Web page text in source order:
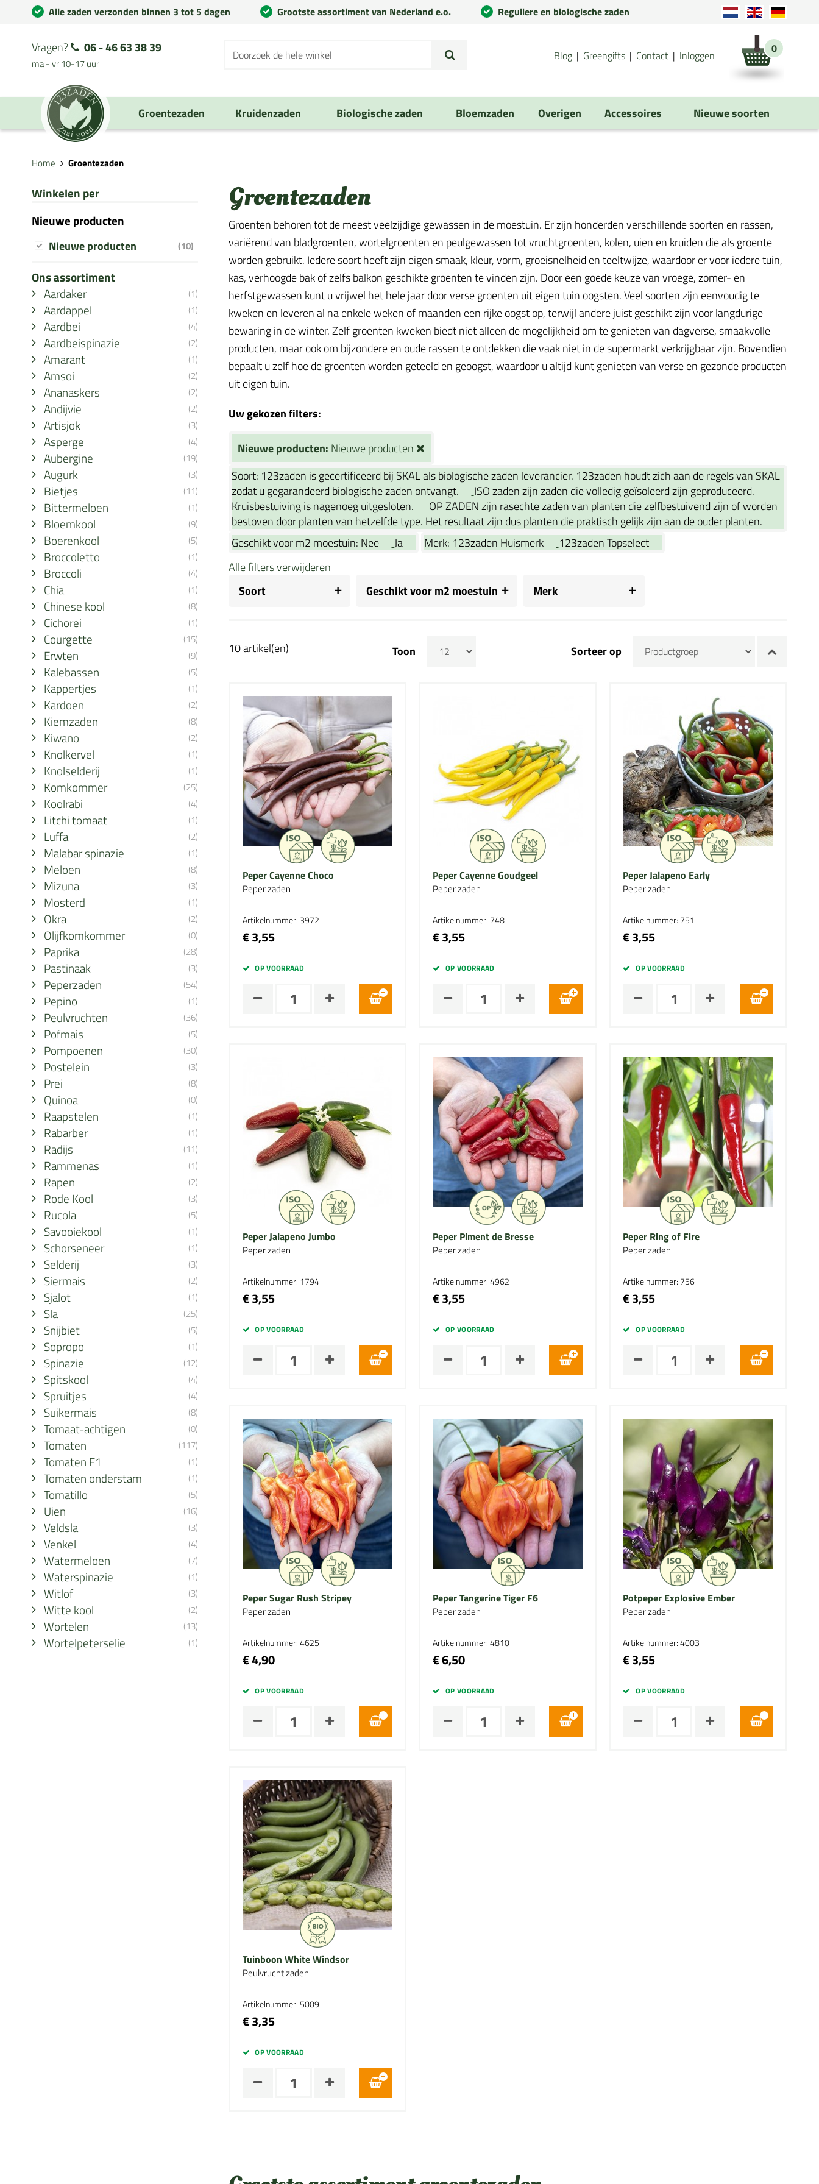
Alle zaden verzonden binnen 3 tot 5 dagen Grootste assortiment van Nederland e.o. Reguliere en biologische zaden
Vragen? 06 - 46 63 38 39
ma - vr 10-17 uur
Blog Greengifts Contact Inloggen 0
Groentezaden Kruidenzaden Biologische zaden Bloemzaden Overigen Accessoires Nieuwe soorten
Home Groentezaden
Winkelen per
Nieuwe producten
Nieuwe producten (10)
Ons assortiment
Aardaker
(1)
Aardappel (1)
Aardbei (4)
Aardbeispinazie (2)
Amarant (1)
Amsoi (2)
Ananaskers (2)
Andijvie (2)
Artisjok (3)
Asperge (4)
Aubergine (19)
Augurk (3)
Bietjes (11)
Bittermeloen (1)
Bloemkool (9)
Boerenkool (5)
Broccoletto (1)
Broccoli (4)
Chia (1)
Chinese kool (8)
Cichorei (1)
Courgette (15)
Erwten (9)
Kalebassen (5)
Kappertjes (1)
Kardoen (2)
Kiemzaden (8)
Kiwano (2)
Knolkervel (1)
Knolselderij (1)
Komkommer (25)
Koolrabi (4)
Litchi tomaat (1)
Luffa (2)
Malabar spinazie (1)
Meloen (8)
Mizuna (3)
Mosterd (1)
Okra (2)
Olijfkomkommer (0)
Paprika (28)
Pastinaak (3)
Peperzaden (54)
Pepino (1)
Peulvruchten (36)
Pofmais (5)
Pompoenen (30)
Postelein (3)
Prei (8)
Quinoa (0)
Raapstelen (1)
Rabarber (1)
Radijs (11)
Rammenas (1)
Rapen (2)
Rode Kool (3)
Rucola (5)
Savooiekool (1)
Schorseneer (1)
Selderij (3)
Siermais (2)
Sjalot (1)
Sla (25)
Snijbiet (5)
Sopropo (1)
Spinazie (12)
Spitskool (4)
Spruitjes (4)
Suikermais (8)
Tomaat-achtigen (0)
Tomaten (117)
Tomaten F1 (1)
Tomaten onderstam (1)
Tomatillo (5)
Uien (16)
Veldsla (3)
Venkel (4)
Watermeloen (7)
Waterspinazie (1)
Witlof (3)
Witte kool (2)
Wortelen (13)
Wortelpeterselie (1)
Groentezaden
Groenten behoren tot de meest veelzijdige gewassen in de moestuin. Er zijn honderden verschillende soorten en rassen,
variërend van bladgroenten, wortelgroenten en peulgewassen tot vruchtgroenten, kolen, uien en kruiden die als groente
worden gebruikt. Iedere soort heeft zijn eigen smaak, kleur, vorm, groeisnelheid en teeltwijze, waardoor er voor iedere tuin,
kas, verhoogde bak of zelfs balkon geschikte groenten te vinden zijn. Door een goede keuze van vroege, zomer- en
herfstgewassen kunt u vrijwel het hele jaar door verse groenten uit eigen tuin oogsten. Veel soorten zijn eenvoudig te
kweken en leveren al na enkele weken of maanden een rijke oogst op, terwijl andere juist geschikt zijn voor langdurige
bewaring in de winter. Zelf groenten kweken biedt niet alleen de mogelijkheid om te genieten van dagverse, smaakvolle
producten, maar ook om bijzondere en oude rassen te ontdekken die vaak niet in de supermarkt verkrijgbaar zijn. Bovendien
bepaalt u zelf hoe de groenten worden geteeld en geoogst, waardoor u altijd kunt genieten van verse en gezonde producten
uit eigen tuin.
Uw gekozen filters:
Nieuwe producten: Nieuwe producten
Soort: 123zaden is gecertificeerd bij SKAL als biologische zaden leverancier. 123zaden houdt zich aan de regels van SKAL
zodat u gegarandeerd biologische zaden ontvangt.
ISO zaden zijn zaden die volledig geïsoleerd zijn geproduceerd.
Kruisbestuiving is nagenoeg uitgesloten.
OP ZADEN zijn rasechte zaden van planten die zelfbestuivend zijn of worden
bestoven door planten van hetzelfde type. Het resultaat zijn dus planten die praktisch gelijk zijn aan de ouder planten.
Geschikt voor m2 moestuin: Nee Ja Merk: 123zaden Huismerk
123zaden Topselect
Alle filters verwijderen
Soort
Geschikt voor m2 moestuin Merk
10 artikel(en) Toon Sorteer op
Peper Cayenne Choco
Peper zaden
Artikelnummer: 3972
€ 3,55
OP VOORRAAD
Peper Cayenne Goudgeel
Peper zaden
Artikelnummer: 748
€ 3,55
OP VOORRAAD
Peper Jalapeno Early
Peper zaden
Artikelnummer: 751
€ 3,55
OP VOORRAAD
Peper Jalapeno Jumbo
Peper zaden
Artikelnummer: 1794
€ 3,55
OP VOORRAAD
Peper Piment de Bresse
Peper zaden
Artikelnummer: 4962
€ 3,55
OP VOORRAAD
Peper Ring of Fire
Peper zaden
Artikelnummer: 756
€ 3,55
OP VOORRAAD
Peper Sugar Rush Stripey
Peper zaden
Artikelnummer: 4625
€ 4,90
OP VOORRAAD
Peper Tangerine Tiger F6
Peper zaden
Artikelnummer: 4810
€ 6,50
OP VOORRAAD
Potpeper Explosive Ember
Peper zaden
Artikelnummer: 4003
€ 3,55
OP VOORRAAD
Tuinboon White Windsor
Peulvrucht zaden
Artikelnummer: 5009
€ 3,35
OP VOORRAAD